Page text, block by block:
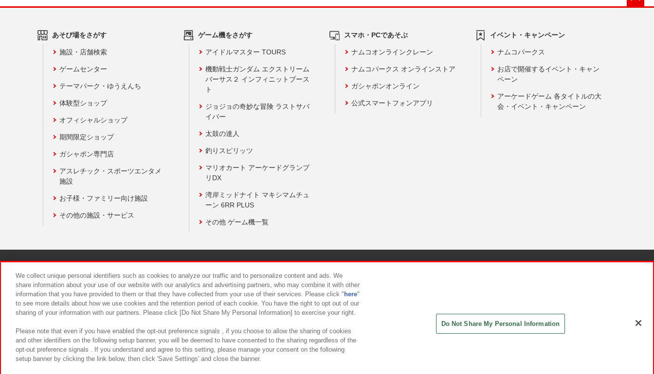
あそび場をさがす
施設・店舗検索
ゲームセンター
テーマパーク・ゆうえんち
体験型ショップ
オフィシャルショップ
期間限定ショップ
ガシャポン専門店
アスレチック・スポーツエンタメ
施設
お子様・ファミリー向け施設
その他の施設・サービス
ゲーム機をさがす
アイドルマスター TOURS
機動戦士ガンダム エクストリーム
バーサス２ インフィニットブース
ト
ジョジョの奇妙な冒険 ラストサバ
イバー
太鼓の達人
釣りスピリッツ
マリオカート アーケードグランプ
リDX
湾岸ミッドナイト マキシマムチュ
ーン 6RR PLUS
その他 ゲーム機一覧
スマホ・PCであそぶ
ナムコオンラインクレーン
ナムコパークス オンラインストア
ガシャポンオンライン
公式スマートフォンアプリ
イベント・キャンペーン
ナムコパークス
お店で開催するイベント・キャン
ペーン
アーケードゲーム 各タイトルの大
会・イベント・キャンペーン
食品のご提供について カスタマーハラスメント対応方針
We collect unique personal identifiers such as cookies to analyze our traffic and to personalize content and ads. We
share information about your use of our website with our analytics and advertising partners, who may combine it with other
information that you have provided to them or that they have collected from your use of their services. Please click " here"
to see more details about how we use cookies and the retention period of each cookie. You have the right to opt out of our
sharing of your information with our partners. Please click [Do Not Share My Personal Information] to exercise your right.
Please note that even if you have enabled the opt-out preference signals , if you choose to allow the sharing of cookies
and other identifiers on the following setup banner, you will be deemed to have consented to the sharing regardless of the
opt-out preference signals . If you understand and agree to this setting, please manage your consent on the following
setup banner by clicking the link below, then click 'Save Settings' and close the banner.
Do Not Share My Personal Information